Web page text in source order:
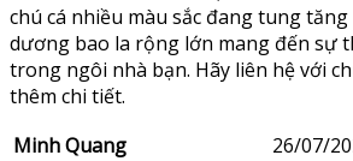
chú cá nhiều màu sắc đang tung
dương bao la rộng lớn mang đến sự
trong ngôi nhà bạn. Hãy liên hệ với
thêm chi tiết.
Minh Quang
26/07/